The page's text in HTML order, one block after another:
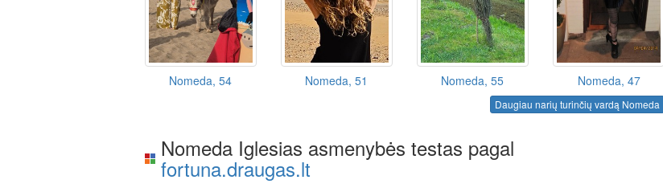
Nomeda, 54 Nomeda, 51 Nomeda, 55 Nomeda, 47
Daugiau narių turinčių vardą Nomeda
Nomeda Iglesias asmenybės testas pagal
fortuna.draugas.lt